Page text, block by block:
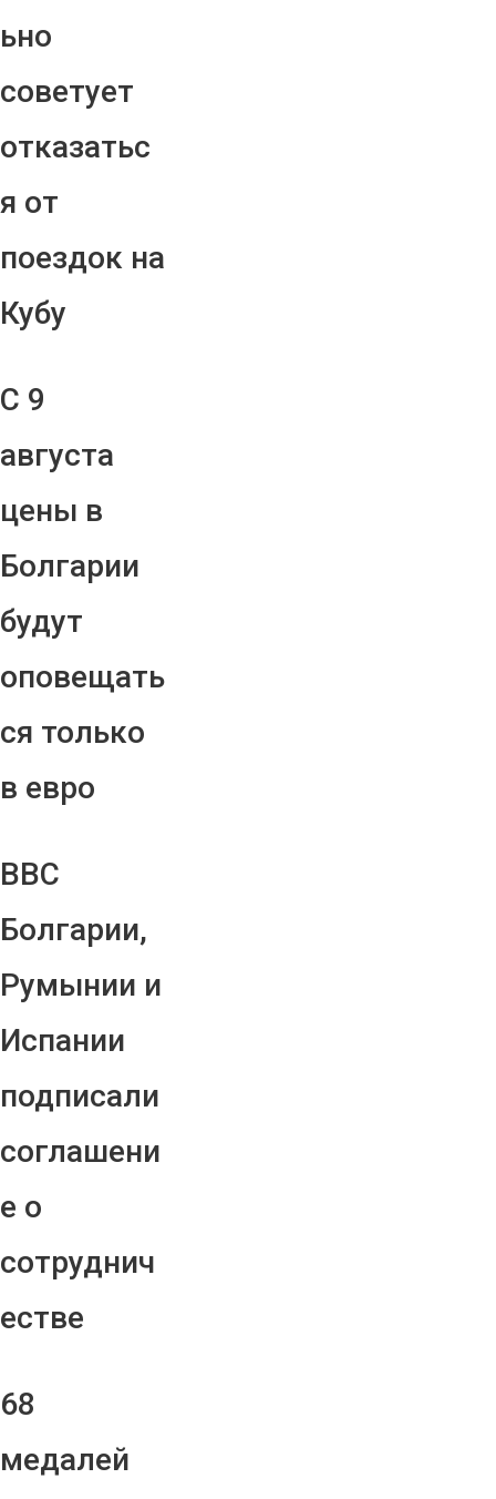
ьно
советует
отказатьс
я от
поездок на
Кубу
С 9
августа
цены в
Болгарии
будут
оповещать
ся только
в евро
ВВС
Болгарии,
Румынии и
Испании
подписали
соглашени
е о
сотруднич
естве
68
медалей